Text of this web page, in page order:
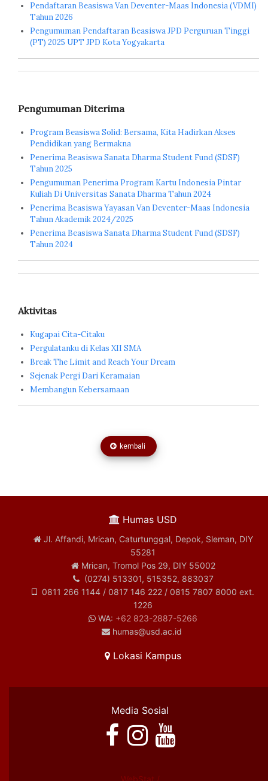
Pendaftaran Beasiswa Van Deventer-Maas Indonesia (VDMI)
Tahun 2026
Pengumuman Pendaftaran Beasiswa JPD Perguruan Tinggi
(PT) 2025 UPT JPD Kota Yogyakarta
Pengumuman Diterima
Program Beasiswa Solid: Bersama, Kita Hadirkan Akses
Pendidikan yang Bermakna
Penerima Beasiswa Sanata Dharma Student Fund (SDSF)
Tahun 2025
Pengumuman Penerima Program Kartu Indonesia Pintar
Kuliah Di Universitas Sanata Dharma Tahun 2024
Penerima Beasiswa Yayasan Van Deventer-Maas Indonesia
Tahun Akademik 2024/2025
Penerima Beasiswa Sanata Dharma Student Fund (SDSF)
Tahun 2024
Aktivitas
Kugapai Cita-Citaku
Pergulatanku di Kelas XII SMA
Break The Limit and Reach Your Dream
Sejenak Pergi Dari Keramaian
Membangun Kebersamaan
kembali
Humas USD
Jl. Affandi, Mrican, Caturtunggal, Depok, Sleman, DIY
55281
Mrican, Tromol Pos 29, DIY 55002
(0274) 513301, 515352, 883037
0811 266 1144 / 0817 146 222 / 0815 7807 8000 ext.
1226
WA: +62 823-2887-5266
humas@usd.ac.id
Lokasi Kampus
Media Sosial